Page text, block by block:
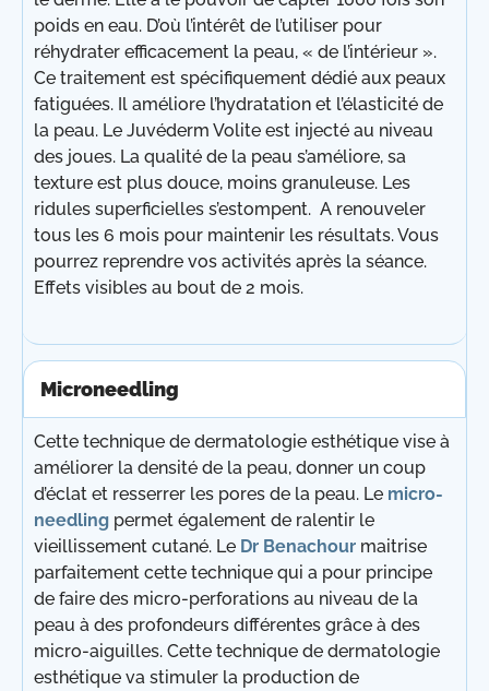
poids en eau. D’où l’intérêt de l’utiliser pour
réhydrater efficacement la peau, « de l’intérieur ».
Ce traitement est spécifiquement dédié aux peaux
fatiguées. Il améliore l’hydratation et l’élasticité de
la peau. Le Juvéderm Volite est injecté au niveau
des joues. La qualité de la peau s’améliore, sa
texture est plus douce, moins granuleuse. Les
ridules superficielles s’estompent. A renouveler
tous les 6 mois pour maintenir les résultats. Vous
pourrez reprendre vos activités après la séance.
Effets visibles au bout de 2 mois.
Microneedling
Cette technique de dermatologie esthétique vise à
améliorer la densité de la peau, donner un coup
d’éclat et resserrer les pores de la peau. Le micro-
needling permet également de ralentir le
vieillissement cutané. Le Dr Benachour maitrise
parfaitement cette technique qui a pour principe
de faire des micro-perforations au niveau de la
peau à des profondeurs différentes grâce à des
micro-aiguilles. Cette technique de dermatologie
esthétique va stimuler la production de